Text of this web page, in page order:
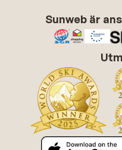
Sunweb är